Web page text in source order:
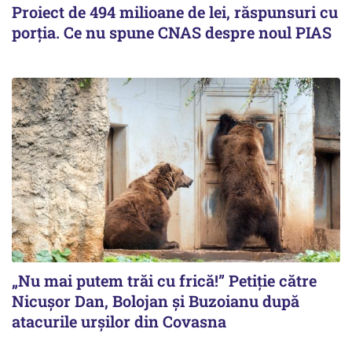
Proiect de 494 milioane de lei, răspunsuri cu
porția. Ce nu spune CNAS despre noul PIAS
„Nu mai putem trăi cu frică!” Petiție către
Nicușor Dan, Bolojan și Buzoianu după
atacurile urșilor din Covasna